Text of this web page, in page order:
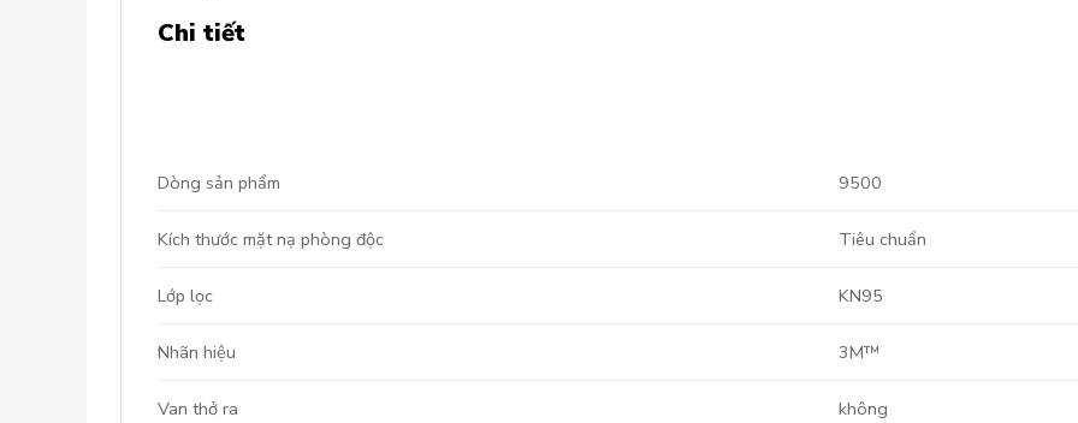
Chi tiết
Dòng sản phẩm 9500
Kích thước mặt nạ phòng độc Tiêu chuẩn
Lớp lọc KN95
Nhãn hiệu 3M™
Van thở ra không